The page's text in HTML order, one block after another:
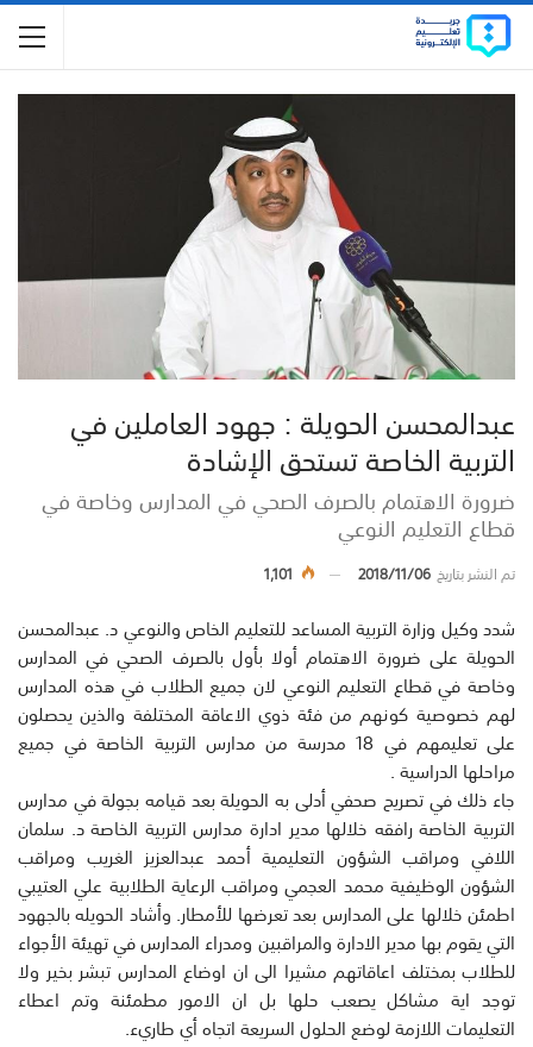
عبدالمحسن الحويلة : جهود العاملين في
التربية الخاصة تستحق الإشادة
ضرورة الاهتمام بالصرف الصحي في المدارس وخاصة في
قطاع التعليم النوعي
تم النشر بتاريخ2018/11/06
1,101
شدد وكيل وزارة التربية المساعد للتعليم الخاص والنوعي د. عبدالمحسن
الحويلة على ضرورة الاهتمام أولا بأول بالصرف الصحي في المدارس
وخاصة في قطاع التعليم النوعي لان جميع الطلاب في هذه المدارس
لهم خصوصية كونهم من فئة ذوي الاعاقة المختلفة والذين يحصلون
على تعليمهم في 18 مدرسة من مدارس التربية الخاصة في جميع
مراحلها الدراسية .
جاء ذلك في تصريح صحفي أدلى به الحويلة بعد قيامه بجولة في مدارس
التربية الخاصة رافقه خلالها مدير ادارة مدارس التربية الخاصة د. سلمان
اللافي ومراقب الشؤون التعليمية أحمد عبدالعزيز الغريب ومراقب
الشؤون الوظيفية محمد العجمي ومراقب الرعاية الطلابية علي العتيبي
اطمئن خلالها على المدارس بعد تعرضها للأمطار. وأشاد الحويله بالجهود
التي يقوم بها مدير الادارة والمراقبين ومدراء المدارس في تهيئة الأجواء
للطلاب بمختلف اعاقاتهم مشيرا الى ان اوضاع المدارس تبشر بخير ولا
توجد اية مشاكل يصعب حلها بل ان الامور مطمئنة وتم اعطاء
التعليمات اللازمة لوضع الحلول السريعة اتجاه أي طاريء.